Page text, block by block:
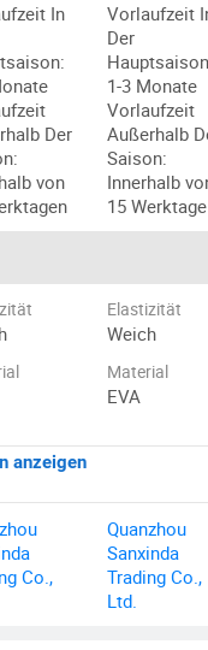
In
Der
von
Vorlaufzeit
Der
1-3 Monate
Vorlaufzeit
Außerhalb
Saison:
Innerhalb
15
Elastizität
Weich
Material
EVA
anzeigen
Co.,
Quanzhou
Sanxinda
Trading Co.,
Ltd.